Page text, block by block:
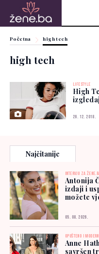
Početna high tech
high tech
LIFESTYLE
High
26. 12. 2018.
Najčitanije
INTERVJU ZA
Antonija
izdaji i
možete
05. 08. 2026.
OPUŠTENO I
Anne
savršen